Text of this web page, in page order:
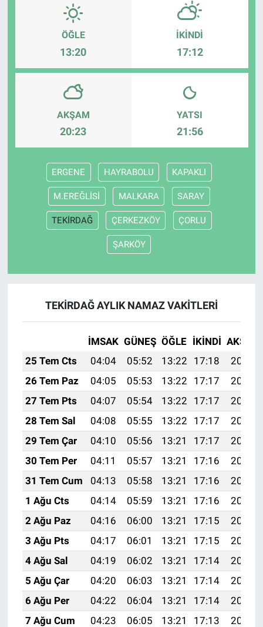
ÖĞLE
13:20
İKINDI
17:12
AKŞAM
20:23
YATSI
21:56
ERGENE HAYRABOLU KAPAKLI
M.EREĞLİSİ MALKARA SARAY
TEKİRDAĞ ÇERKEZKÖY ÇORLU
ŞARKÖY
TEKİRDAĞ AYLIK NAMAZ VAKITLERI
İMSAK GÜNEŞ ÖĞLE İKINDI AKŞAM
25 Tem Cts
04:04 05:52 13:22 17:18
20:41
26 Tem Paz
04:05 05:53 13:22 17:17
20:40
27 Tem Pts
04:07 05:54 13:22 17:17
20:39
28 Tem Sal
04:08 05:55 13:22 17:17
20:38
29 Tem Çar
04:10 05:56 13:21 17:17
20:37
30 Tem Per
04:11 05:57 13:21 17:16
20:36
31 Tem Cum
04:13 05:58 13:21 17:16
20:35
1 Ağu Cts
04:14 05:59 13:21 17:16
20:34
2 Ağu Paz
04:16 06:00 13:21 17:15
20:33
3 Ağu Pts
04:17 06:01 13:21 17:15
20:32
4 Ağu Sal
04:19 06:02 13:21 17:14
20:31
5 Ağu Çar
04:20 06:03 13:21 17:14
20:30
6 Ağu Per
04:22 06:04 13:21 17:14
20:28
7 Ağu Cum
04:23 06:05 13:21 17:13
20:27